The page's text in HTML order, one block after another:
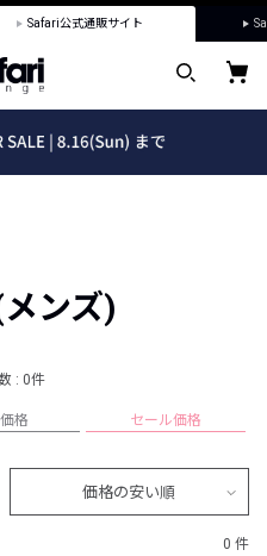
Safari公式通販サイト
ンズ)
: 0件
格 セール価格
価格の安い順
0 件